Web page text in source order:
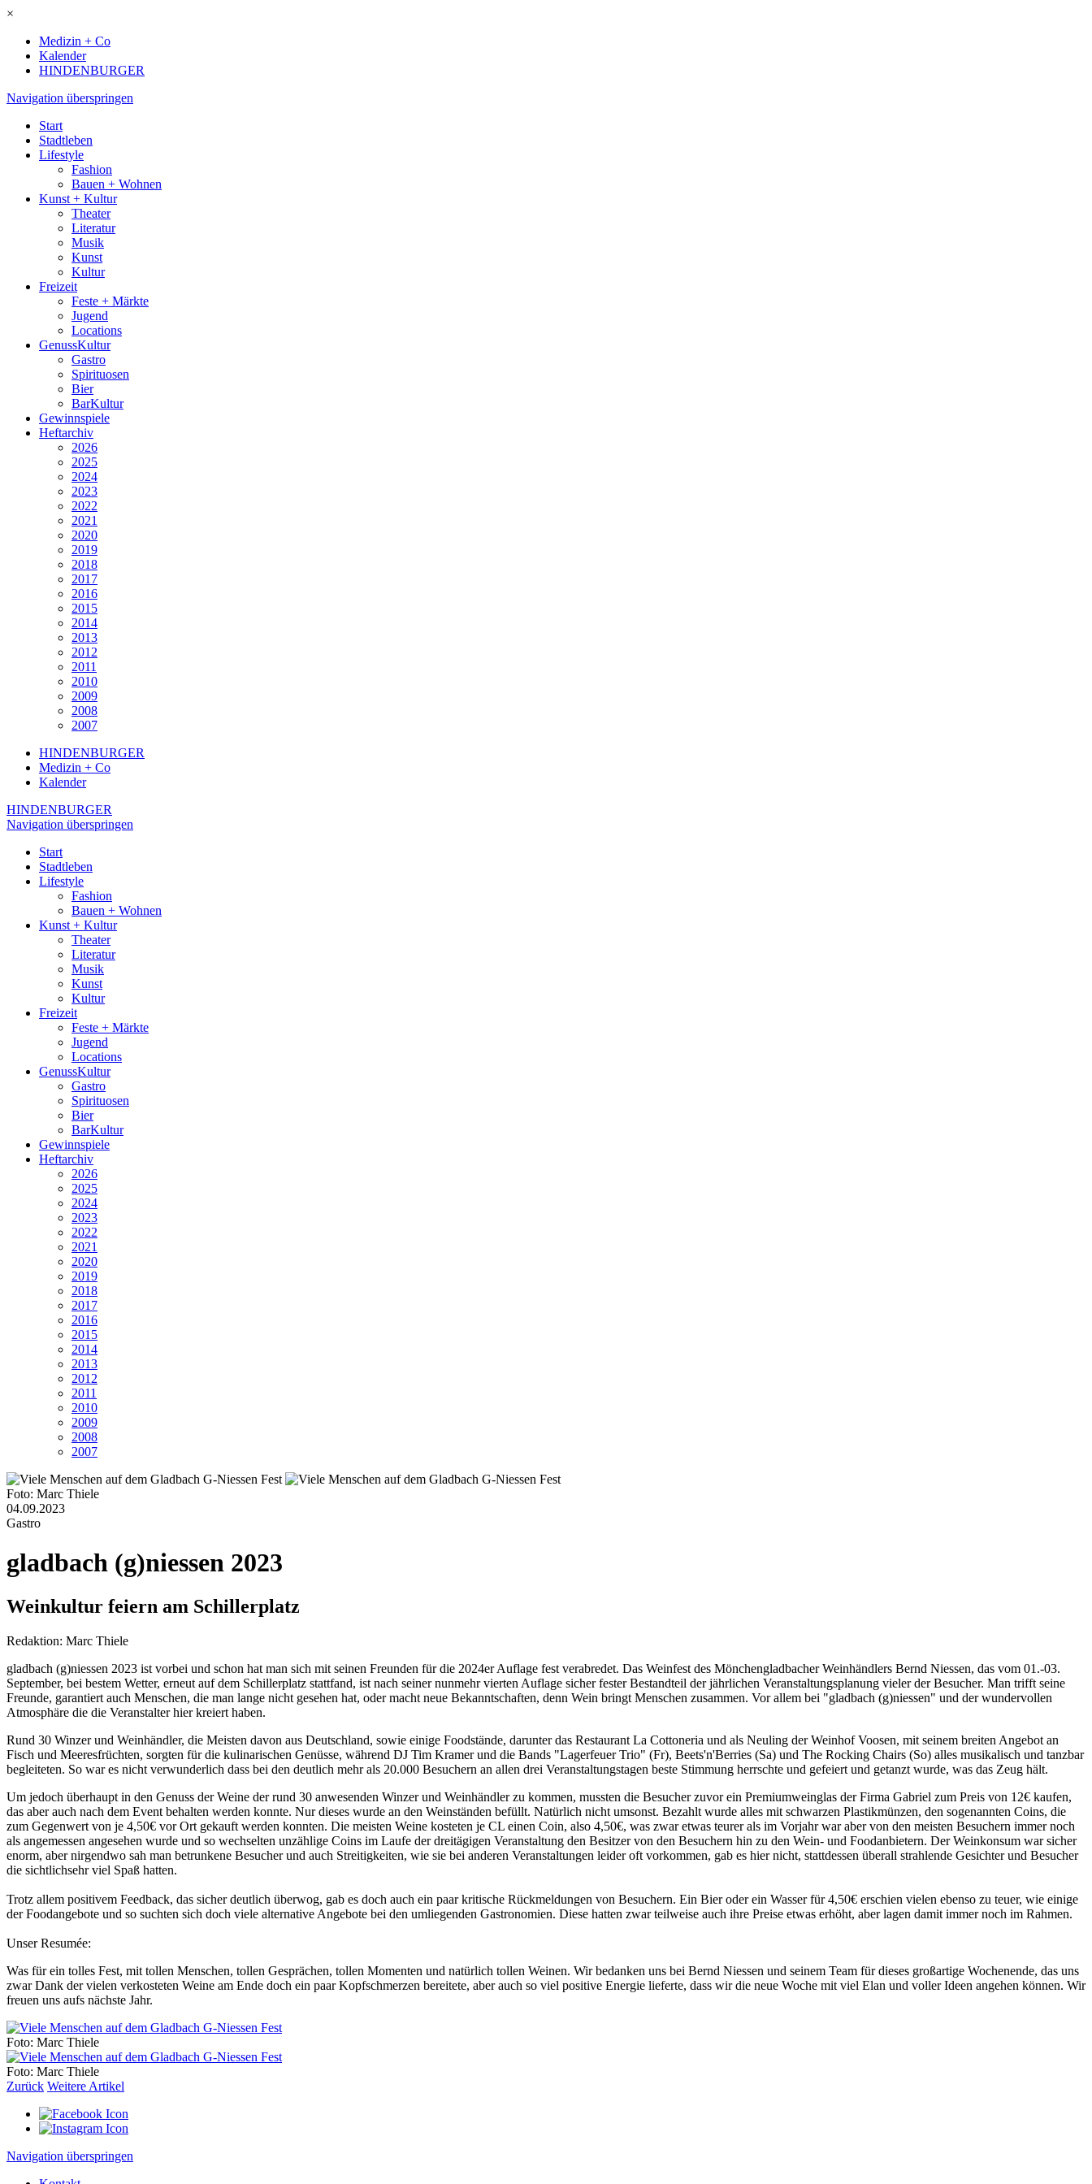
×
Medizin + Co
Kalender
HINDENBURGER
Navigation überspringen
Start
Stadtleben
Lifestyle
Fashion
Bauen + Wohnen
Kunst + Kultur
Theater
Literatur
Musik
Kunst
Kultur
Freizeit
Feste + Märkte
Jugend
Locations
GenussKultur
Gastro
Spirituosen
Bier
BarKultur
Gewinnspiele
Heftarchiv
2026
2025
2024
2023
2022
2021
2020
2019
2018
2017
2016
2015
2014
2013
2012
2011
2010
2009
2008
2007
HINDENBURGER
Medizin + Co
Kalender
HINDENBURGER
Navigation überspringen
Start
Stadtleben
Lifestyle
Fashion
Bauen + Wohnen
Kunst + Kultur
Theater
Literatur
Musik
Kunst
Kultur
Freizeit
Feste + Märkte
Jugend
Locations
GenussKultur
Gastro
Spirituosen
Bier
BarKultur
Gewinnspiele
Heftarchiv
2026
2025
2024
2023
2022
2021
2020
2019
2018
2017
2016
2015
2014
2013
2012
2011
2010
2009
2008
2007
Foto: Marc Thiele
04.09.2023
Gastro
gladbach (g)niessen 2023
Weinkultur feiern am Schillerplatz
Redaktion: Marc Thiele
gladbach (g)niessen 2023 ist vorbei und schon hat man sich mit seinen Freunden für die 2024er Auflage fest verabredet. Das Weinfest des Mönchengladbacher Weinhändlers Bernd Niessen, das vom 01.-03.
September, bei bestem Wetter, erneut auf dem Schillerplatz stattfand, ist nach seiner nunmehr vierten Auflage sicher fester Bestandteil der jährlichen Veranstaltungsplanung vieler der Besucher. Man trifft seine
Freunde, garantiert auch Menschen, die man lange nicht gesehen hat, oder macht neue Bekanntschaften, denn Wein bringt Menschen zusammen. Vor allem bei "gladbach (g)niessen" und der wundervollen
Atmosphäre die die Veranstalter hier kreiert haben.
Rund 30 Winzer und Weinhändler, die Meisten davon aus Deutschland, sowie einige Foodstände, darunter das Restaurant La Cottoneria und als Neuling der Weinhof Voosen, mit seinem breiten Angebot an
Fisch und Meeresfrüchten, sorgten für die kulinarischen Genüsse, während DJ Tim Kramer und die Bands "Lagerfeuer Trio" (Fr), Beets'n'Berries (Sa) und The Rocking Chairs (So) alles musikalisch und tanzbar
begleiteten. So war es nicht verwunderlich dass bei den deutlich mehr als 20.000 Besuchern an allen drei Veranstaltungstagen beste Stimmung herrschte und gefeiert und getanzt wurde, was das Zeug hält.
Um jedoch überhaupt in den Genuss der Weine der rund 30 anwesenden Winzer und Weinhändler zu kommen, mussten die Besucher zuvor ein Premiumweinglas der Firma Gabriel zum Preis von 12€ kaufen,
das aber auch nach dem Event behalten werden konnte. Nur dieses wurde an den Weinständen befüllt. Natürlich nicht umsonst. Bezahlt wurde alles mit schwarzen Plastikmünzen, den sogenannten Coins, die
zum Gegenwert von je 4,50€ vor Ort gekauft werden konnten. Die meisten Weine kosteten je CL einen Coin, also 4,50€, was zwar etwas teurer als im Vorjahr war aber von den meisten Besuchern immer noch
als angemessen angesehen wurde und so wechselten unzählige Coins im Laufe der dreitägigen Veranstaltung den Besitzer von den Besuchern hin zu den Wein- und Foodanbietern. Der Weinkonsum war sicher
enorm, aber nirgendwo sah man betrunkene Besucher und auch Streitigkeiten, wie sie bei anderen Veranstaltungen leider oft vorkommen, gab es hier nicht, stattdessen überall strahlende Gesichter und Besucher
die sichtlichsehr viel Spaß hatten.
Trotz allem positivem Feedback, das sicher deutlich überwog, gab es doch auch ein paar kritische Rückmeldungen von Besuchern. Ein Bier oder ein Wasser für 4,50€ erschien vielen ebenso zu teuer, wie einige
der Foodangebote und so suchten sich doch viele alternative Angebote bei den umliegenden Gastronomien. Diese hatten zwar teilweise auch ihre Preise etwas erhöht, aber lagen damit immer noch im Rahmen.
Unser Resumée:
Was für ein tolles Fest, mit tollen Menschen, tollen Gesprächen, tollen Momenten und natürlich tollen Weinen. Wir bedanken uns bei Bernd Niessen und seinem Team für dieses großartige Wochenende, das uns
zwar Dank der vielen verkosteten Weine am Ende doch ein paar Kopfschmerzen bereitete, aber auch so viel positive Energie lieferte, dass wir die neue Woche mit viel Elan und voller Ideen angehen können. Wir
freuen uns aufs nächste Jahr.
Foto: Marc Thiele
Foto: Marc Thiele
Zurück Weitere Artikel
Navigation überspringen